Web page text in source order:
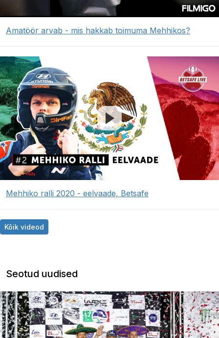
Amatöör arvab - mis hakkab toimuma Mehhikos?
Mehhiko ralli 2020 - eelvaade, Betsafe
Kõik videod
Seotud uudised